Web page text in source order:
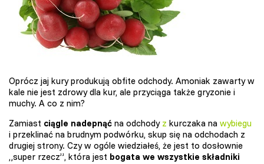
Oprócz jaj kury produkują obfite odchody. Amoniak zawarty w
kale nie jest zdrowy dla kur, ale przyciąga także gryzonie i
muchy. A co z nim?
Zamiast ciągle nadepnąć na odchody z kurczaka na wybiegu
i przeklinać na brudnym podwórku, skup się na odchodach z
drugiej strony. Czy w ogóle wiedziałeś, że jest to dosłownie
„super rzecz”, która jest bogata we wszystkie składniki